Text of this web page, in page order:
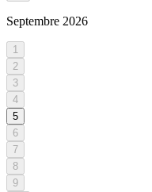
Septembre 2026
1
2
3
4
5
6
7
8
9